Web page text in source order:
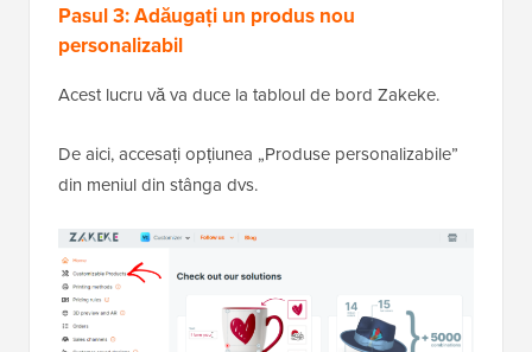
Pasul 3: Adăugați un produs nou
personalizabil
Acest lucru vă va duce la tabloul de bord Zakeke.
De aici, accesați opțiunea „Produse personalizabile”
din meniul din stânga dvs.